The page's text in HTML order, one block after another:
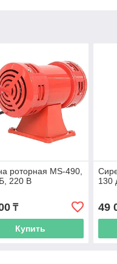
роторная MS-490,
220 В
₸
Купить
130
49